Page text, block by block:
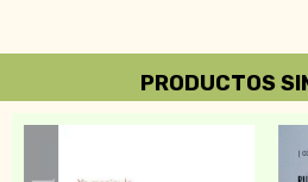
PRODUCTOS